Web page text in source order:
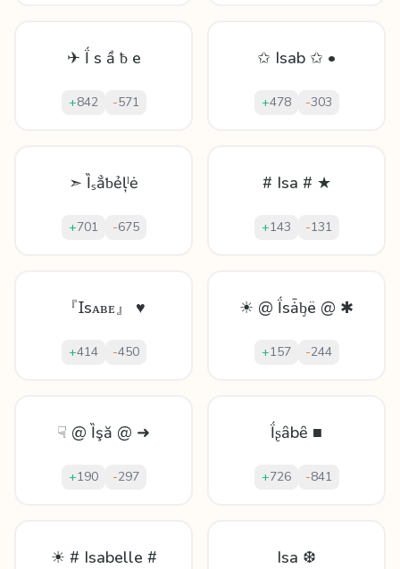
✈ Ḯ ѕ ầ ƀ е
+842 -571
✩ Isab ✩ •
+478 -303
➣ Ȉₛẳƅẻļˡė
+701 -675
# Isa # ★
+143 -131
『Ɪsᴀʙᴇ』 ♥
+414 -450
☀ @ Ḯsǡᶀë @ ✱
+157 -244
☟ @ Ȉşă @ ➜
+190 -297
Ḯʂȃbȇ ■
+726 -841
☀ # Isabelle # Isa ❆